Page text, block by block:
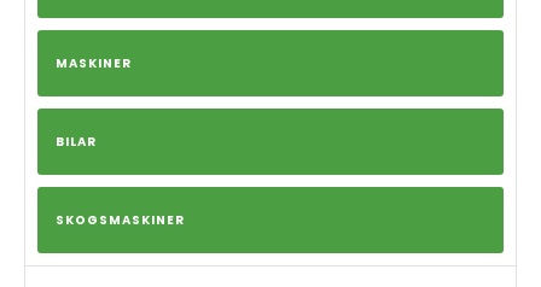
MASKINER
BILAR
SKOGSMASKINER